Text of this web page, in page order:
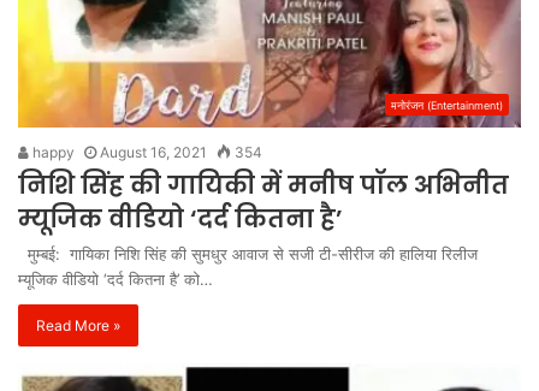
मनोरंजन (Entertainment)
happy August 16, 2021 354
निशि सिंह की गायिकी में मनीष पॉल अभिनीत
म्यूजिक वीडियो ‘दर्द कितना है’
मुम्बई: गायिका निशि सिंह की सुमधुर आवाज से सजी टी-सीरीज की हालिया रिलीज
म्यूजिक वीडियो ‘दर्द कितना है’ को…
Read More »